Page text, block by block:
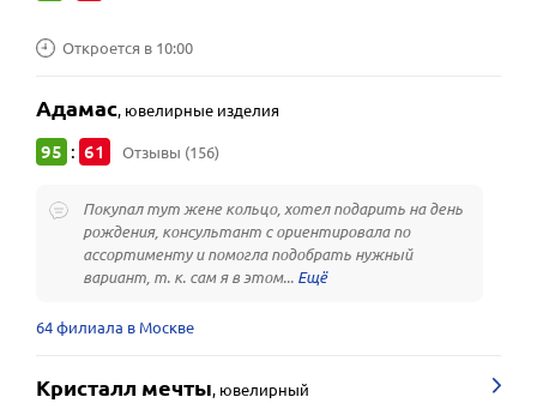
Откроется в 10:00
Адамас, ювелирные изделия
95 : 61 Отзывы (156)
Покупал тут жене кольцо, хотел подарить на день
рождения, консультант с ориентировала по
ассортименту и помогла подобрать нужный
вариант, т. к. сам я в этом...
64 филиала в Москве
Кристалл мечты, ювелирный